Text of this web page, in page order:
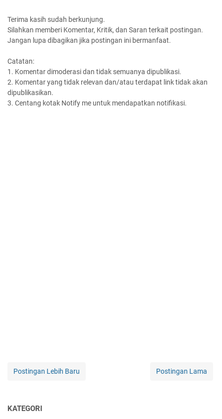
Terima kasih sudah berkunjung.
Silahkan memberi Komentar, Kritik, dan Saran terkait postingan.
Jangan lupa dibagikan jika postingan ini bermanfaat.
Catatan:
1. Komentar dimoderasi dan tidak semuanya dipublikasi.
2. Komentar yang tidak relevan dan/atau terdapat link tidak akan
dipublikasikan.
3. Centang kotak Notify me untuk mendapatkan notifikasi.
Postingan Lebih Baru Postingan Lama
KATEGORI